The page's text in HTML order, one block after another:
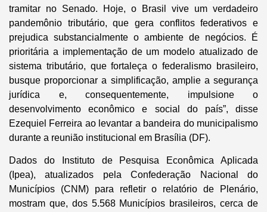
tramitar no Senado. Hoje, o Brasil vive um verdadeiro
pandemônio tributário, que gera conflitos federativos e
prejudica substancialmente o ambiente de negócios. É
prioritária a implementação de um modelo atualizado de
sistema tributário, que fortaleça o federalismo brasileiro,
busque proporcionar a simplificação, amplie a segurança
jurídica e, consequentemente, impulsione o
desenvolvimento econômico e social do país”, disse
Ezequiel Ferreira ao levantar a bandeira do municipalismo
durante a reunião institucional em Brasília (DF).
Dados do Instituto de Pesquisa Econômica Aplicada
(Ipea), atualizados pela Confederação Nacional do
Municípios (CNM) para refletir o relatório de Plenário,
mostram que, dos 5.568 Municípios brasileiros, cerca de